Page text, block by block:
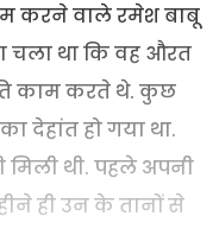
करने वाले रमेश बाबू
चला था कि वह औरत
काम करते थे. कुछ
देहांत हो गया था.
थी. पहले अपनी
ही उन के तानों से